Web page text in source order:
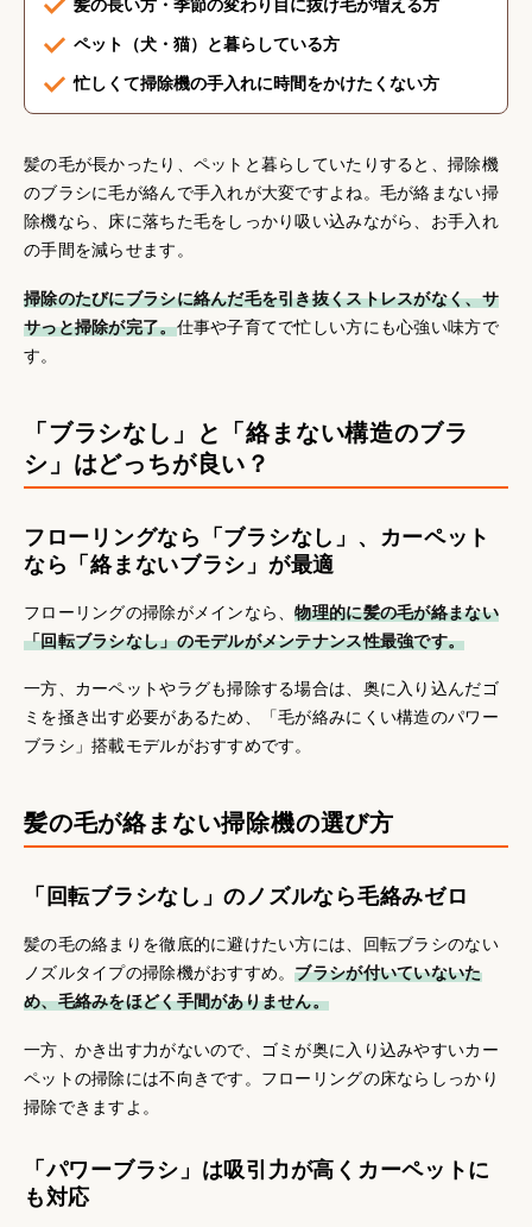
髪の長い方・季節の変わり目に抜け毛が増える方
ペット（犬・猫）と暮らしている方
忙しくて掃除機の手入れに時間をかけたくない方
髪の毛が長かったり、ペットと暮らしていたりすると、掃除機
のブラシに毛が絡んで手入れが大変ですよね。毛が絡まない掃
除機なら、床に落ちた毛をしっかり吸い込みながら、お手入れ
の手間を減らせます。
掃除のたびにブラシに絡んだ毛を引き抜くストレスがなく、サ
サっと掃除が完了。仕事や子育てで忙しい方にも心強い味方で
す。
「ブラシなし」と「絡まない構造のブラ
シ」はどっちが良い？
フローリングなら「ブラシなし」、カーペット
なら「絡まないブラシ」が最適
フローリングの掃除がメインなら、物理的に髪の毛が絡まない
「回転ブラシなし」のモデルがメンテナンス性最強です。
一方、カーペットやラグも掃除する場合は、奥に入り込んだゴ
ミを掻き出す必要があるため、「毛が絡みにくい構造のパワー
ブラシ」搭載モデルがおすすめです。
髪の毛が絡まない掃除機の選び方
「回転ブラシなし」のノズルなら毛絡みゼロ
髪の毛の絡まりを徹底的に避けたい方には、回転ブラシのない
ノズルタイプの掃除機がおすすめ。ブラシが付いていないた
め、毛絡みをほどく手間がありません。
一方、かき出す力がないので、ゴミが奥に入り込みやすいカー
ペットの掃除には不向きです。フローリングの床ならしっかり
掃除できますよ。
「パワーブラシ」は吸引力が高くカーペットに
も対応